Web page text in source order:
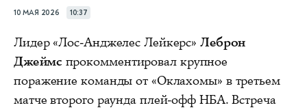
10 МАЯ 2026 10:37
Лидер «Лос-Анджелес Лейкерс»Леброн
Джеймс прокомментировал крупное
поражение команды от «Оклахомы» в третьем
матче второго раунда плей-офф НБА. Встреча